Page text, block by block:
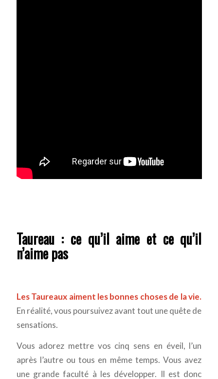
Taureau : ce qu’il aime et ce qu’il
n’aime pas
Les Taureaux aiment les bonnes choses de la vie.
En réalité, vous poursuivez avant tout une quête de
sensations.
Vous adorez mettre vos cinq sens en éveil, l’un
après l’autre ou tous en même temps. Vous avez
une grande faculté à les développer. Il est donc